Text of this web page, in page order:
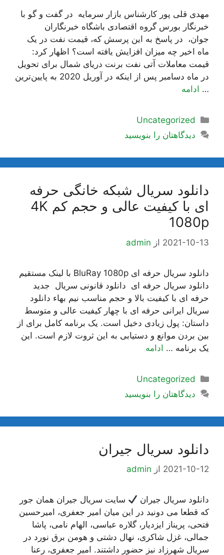
مهدی قلی پور کارشناس بازار سرمایه در گفت و گو با
خبرنگار بورس گروه اقتصادی باشگاه خبرنگاران
جوان، در پاسخ به این پرسش که، قیمت نفت در یک
ماه اخیر چه میزان افزایش یافته است؟ اظهار کرد:
قیمت معاملات آتی نفت برنت دریای شمال برای تحویل
در ماه دسامبر پس از اینکه در آوریل 2020 به پایین‌ترین
… ادامه
دسته‌ها
Uncategorized
دیدگاهتان را بنویسید
دانلود سریال شبکه خانگی حرفه
ای با کیفیت عالی و حجم کم 4K
1080p
2021-10-13 از admin
دانلود سریال حرفه ای BluRay 1080p با لینک مستقیم
دانلود سریال حرفه ای دانلود قانونی سریال جدید
حرفه ای با کیفیت بالا و حجم مناسب نیم بهاء دانلود
سریال ایرانی حرفه ای با چهار کیفیت عالی و متوسط
داستان: پول زیادی دخیل است. یک برنامه کامل برای از
بین بردن موانع و دستیابی به این ثروت لازم است. این
یک برنامه … ادامه
دسته‌ها
Uncategorized
دیدگاهتان را بنویسید
دانلود سریال جیران
2021-10-12 از admin
دانلود سریال جیران
سایت سریال جیران همان جور
که قطعا می دونید در این میان امیر جعفری، امیرحسین
فتحی، پریناز ایزدیار، گلاره عباسی، الهام نامی، پاشا
جمالی، غزل شاکری، نهال دشتی و هومن برق نورد در
سریال شهرزاد نیز حضور داشتند. امیر جعفری، رعنا